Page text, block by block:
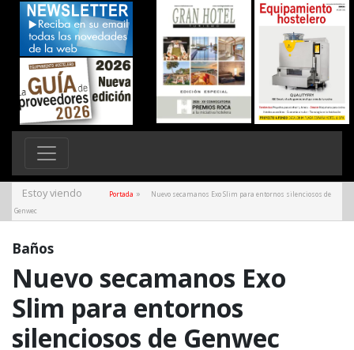
Estoy viendo Portada »
Nuevo secamanos Exo Slim para entornos silenciosos de
Genwec
Baños
Nuevo secamanos Exo
Slim para entornos
silenciosos de Genwec